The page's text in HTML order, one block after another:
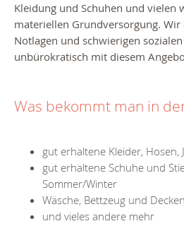
Kleidung und Schuhen und vielen
materiellen Grundversorgung.
Notlagen und schwierigen
unbürokratisch mit diesem
Was bekommt man in
gut erhaltene Kleider, Hosen,
gut erhaltene Schuhe und
Sommer/Winter
Wäsche, Bettzeug und Decken
und vieles andere mehr